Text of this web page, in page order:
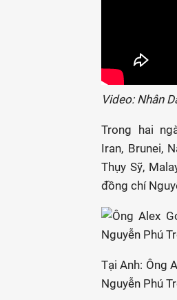
Video: Nhân
Trong hai
Iran, Brunei,
Thụy Sỹ,
đồng chí
Tại Anh: Ông
Nguyễn Phú